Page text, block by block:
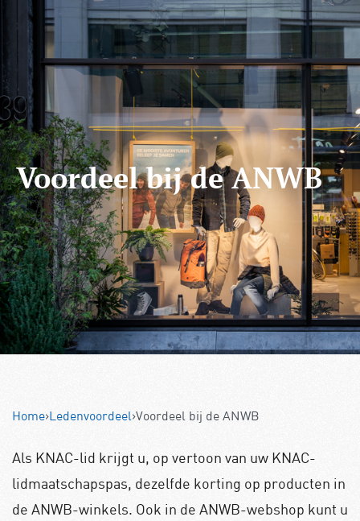
Bezoekers vandaag : 357Gisteren : 591 Contact
Zoeken
Word nu lid! Opzeggen Pech melden
Voordeel bij de ANWB
Home›Ledenvoordeel›Voordeel bij de ANWB
Als KNAC-lid krijgt u, op vertoon van uw KNAC-
lidmaatschapspas, dezelfde korting op producten in
de ANWB-winkels. Ook in de ANWB-webshop kunt u